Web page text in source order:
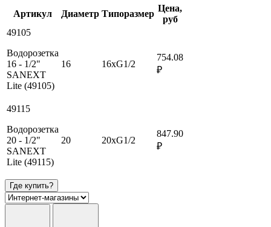
Артикул Диаметр Типоразмер
Цена,
руб
49105
Водорозетка
16 - 1/2"
SANEXT
Lite (49105)
16 16xG1/2
754.08
₽
49115
Водорозетка
20 - 1/2"
SANEXT
Lite (49115)
20 20xG1/2
847.90
₽
Где купить?